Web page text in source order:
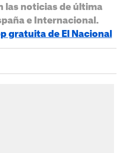
las noticias de última
e Internacional.
gratuita de El Nacional